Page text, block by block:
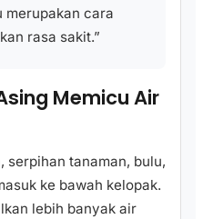
merupakan cara
rasa sakit.”
Memicu Air
serpihan tanaman, bulu,
ke bawah kelopak.
lebih banyak air